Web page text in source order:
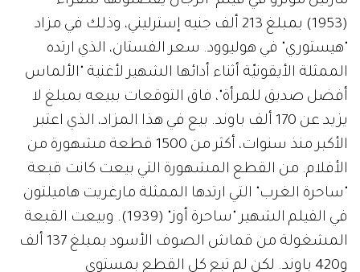
(1953) بمبلغ 213 ألف جنيه إسترليني، وذلك في مزاد
"هيستوري" في هوليوود. سعر الفستان، الذي ارتده
الممثلة الأيقونيّة أثناء أدائها الشهير لأغنية "الألماس
أفضل صديق للمرأة"، فاق التوقعات ببيعه بمبلغ لا
يزيد عن 170 ألف باوند. بيع في هذا المزاد، الذي اعتبر
الأكبر منذ سنوات، أكثر من 1500 قطعة مشهورة من
الأفلام. من القطع المشهورة التي بيعت كانت قبعة
"ساحرة الغرب" التي ارتدها الممثلة مارغريت هاميلتون
في الفيلم الشهير "ساحرة أوز" (1939). وبيعت القبعة
المشغولة من قماش الصوف الأسود بمبلغ 137 ألف
و420 باوند. لكن لم تبع كل القطع بمستوى